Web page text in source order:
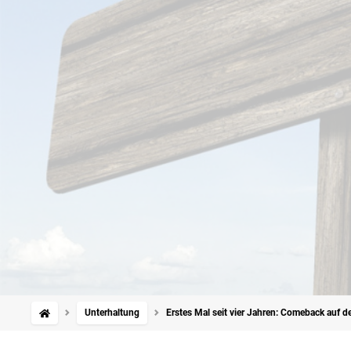
Unterhaltung Erstes Mal seit vier Jahren: Comeback auf